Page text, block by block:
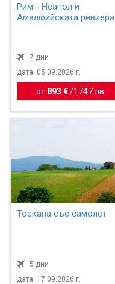
Рим - Неапол и
Амалфийската ривиера
7 дни
дата: 05.09.2026 г.
от 893 € / 1747 лв.
Тоскана със самолет
5 дни
дата: 17.09.2026 г.